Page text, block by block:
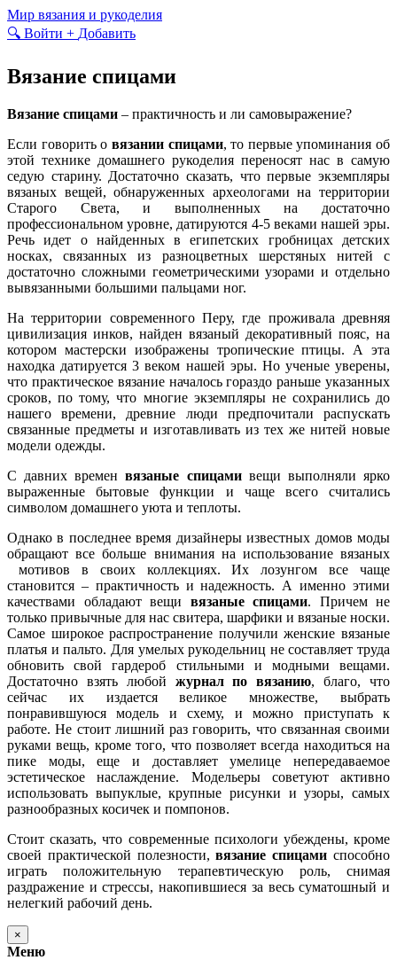
Skip
to
Мир вязания и рукоделия
🔍 Войти + Добавить
Вязание спицами
Вязание спицами – практичность и ли самовыражение?
Если говорить о вязании спицами, то первые упоминания об
этой технике домашнего рукоделия переносят нас в самую
седую старину. Достаточно сказать, что первые экземпляры
вязаных вещей, обнаруженных археологами на территории
Старого Света, и выполненных на достаточно
профессиональном уровне, датируются 4-5 веками нашей эры.
Речь идет о найденных в египетских гробницах детских
носках, связанных из разноцветных шерстяных нитей с
достаточно сложными геометрическими узорами и отдельно
вывязанными большими пальцами ног.
На территории современного Перу, где проживала древняя
цивилизация инков, найден вязаный декоративный пояс, на
котором мастерски изображены тропические птицы. А эта
находка датируется 3 веком нашей эры. Но ученые уверены,
что практическое вязание началось гораздо раньше указанных
сроков, по тому, что многие экземпляры не сохранились до
нашего времени, древние люди предпочитали распускать
связанные предметы и изготавливать из тех же нитей новые
модели одежды.
С давних временвязаные спицамивещи выполняли ярко
выраженные бытовые функции и чаще всего считались
символом домашнего уюта и теплоты.
Однако в последнее время дизайнеры известных домов моды
обращают все больше внимания на использование вязаных
мотивов в своих коллекциях. Их лозунгом все чаще
становится – практичность и надежность. А именно этими
качествами обладают вещи вязаные спицами. Причем не
только привычные для нас свитера, шарфики и вязаные носки.
Самое широкое распространение получили женские вязаные
платья и пальто. Для умелых рукодельниц не составляет труда
обновить свой гардероб стильными и модными вещами.
Достаточно взять любой журнал по вязанию, благо, что
сейчас их издается великое множестве, выбрать
понравившуюся модель и схему, и можно приступать к
работе. Не стоит лишний раз говорить, что связанная своими
руками вещь, кроме того, что позволяет всегда находиться на
пике моды, еще и доставляет умелице непередаваемое
эстетическое наслаждение. Модельеры советуют активно
использовать выпуклые, крупные рисунки и узоры, самых
разнообразных косичек и помпонов.
Стоит сказать, что современные психологи убеждены, кроме
своей практической полезности,вязание спицамиспособно
играть положительную терапевтическую роль, снимая
раздражение и стрессы, накопившиеся за весь суматошный и
нелегкий рабочий день.
×
Меню